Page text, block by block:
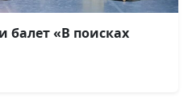
балет «В поисках